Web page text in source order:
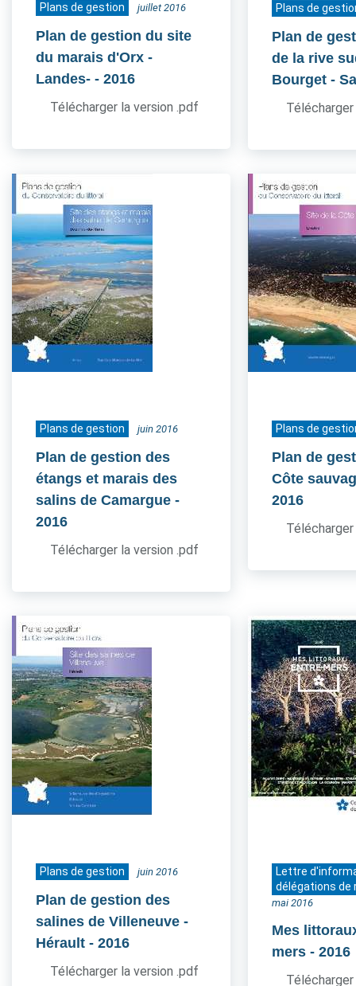
Plans de gestion juillet 2016
Plan de gestion du site
du marais d'Orx -
Landes- - 2016
Télécharger la version .pdf
Plans de
Plan de
de la rive
Bourget -
Plans de gestion juin 2016
Plan de gestion des
étangs et marais des
salins de Camargue -
2016
Télécharger la version .pdf
Plans de
Plan de
Côte
2016
Plans de gestion juin 2016
Plan de gestion des
salines de Villeneuve -
Hérault - 2016
Télécharger la version .pdf
Lettre
délégations de
mai 2016
Mes
mers - 2016